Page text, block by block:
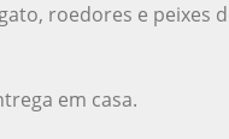
roedores e peixes
em casa.